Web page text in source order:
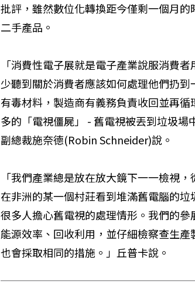
批評，雖然數位化轉換距今僅剩一個月
二手產品。
「消費性電子展就是電子產業說服消費
少聽到關於消費者應該如何處理他們扔
有毒材料，製造商有義務負責收回並再
多的「電視僵屍」 - 舊電視被丟到垃圾
副總裁施奈德(Robin Schneider)說。
「我們產業總是放在放大鏡下一一檢視
在非洲的某一個村莊看到堆滿舊電腦的
很多人擔心舊電視的處理情形。我們的
能源效率、回收利用，並仔細檢察查生
也會採取相同的措施。」丘普卡說。